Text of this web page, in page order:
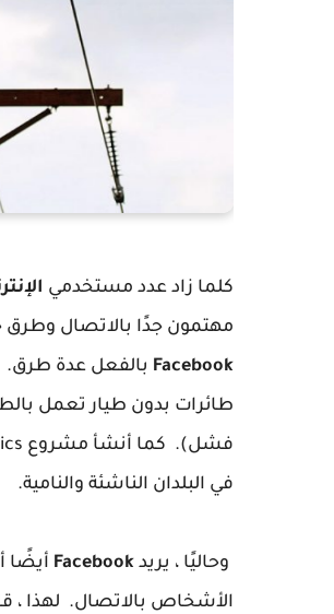
كلما زاد عدد مستخدمي
مهتمون جدًا بالاتصال
Facebook بالفعل عدة طرق.
طائرات بدون طيار تعمل
في البلدان الناشئة والنامية.
وحاليًا ، يريد Facebook أيضًا
الأشخاص بالاتصال. لهذا ،